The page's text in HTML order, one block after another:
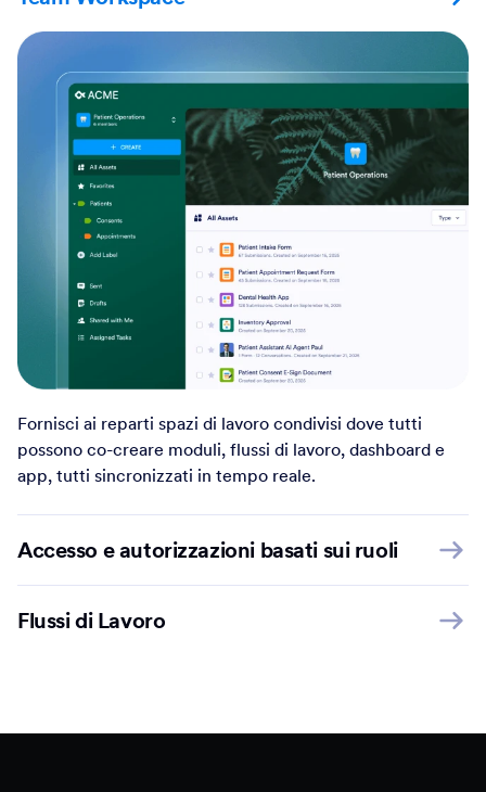
Fornisci ai reparti spazi di lavoro condivisi dove tutti
possono co-creare moduli, flussi di lavoro, dashboard e
app, tutti sincronizzati in tempo reale.
Accesso e autorizzazioni basati sui ruoli
Flussi di Lavoro